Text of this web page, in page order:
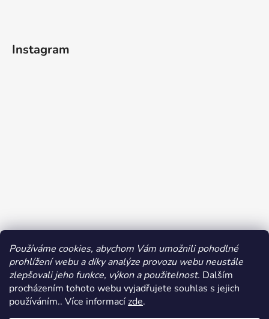
Používáme cookies, abychom Vám umožnili pohodlné
prohlížení webu a díky analýze provozu webu neustále
zlepšovali jeho funkce, výkon a použitelnost. Dalším
procházením tohoto webu vyjadřujete souhlas s jejich
používáním.. Více informacízde.
Instagram
Sledovat na Instagramu